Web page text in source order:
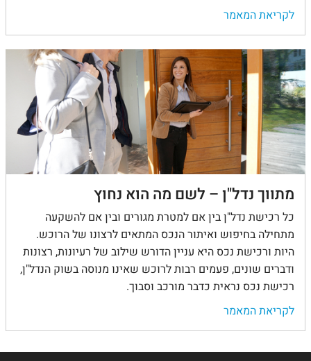
לקריאת המאמר
מתווך נדל"ן – לשם מה הוא נחוץ
כל רכישת נדל"ן בין אם למטרת מגורים ובין אם להשקעה
מתחילה בחיפוש ואיתור הנכס המתאים לרצונו של הרוכש.
היות ורכישת נכס היא עניין הדורש שילוב של רעיונות, רצונות
ודברים שונים, פעמים רבות לרוכש שאינו מנוסה בשוק הנדל"ן,
רכישת נכס נראית כדבר מורכב וסבוך.
לקריאת המאמר